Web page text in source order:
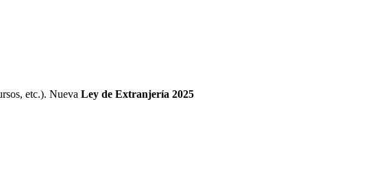
etc.). Nueva Ley de Extranjería 2025